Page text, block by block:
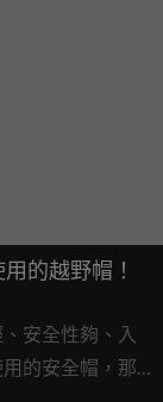
的越野帽！
安全性夠、入
的安全帽，那